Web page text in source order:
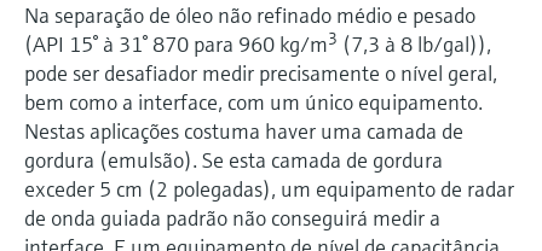
Na separação de óleo não refinado médio e pesado
(API 15° à 31° 870 para 960 kg/m3 (7,3 à 8 lb/gal)),
pode ser desafiador medir precisamente o nível geral,
bem como a interface, com um único equipamento.
Nestas aplicações costuma haver uma camada de
gordura (emulsão). Se esta camada de gordura
exceder 5 cm (2 polegadas), um equipamento de radar
de onda guiada padrão não conseguirá medir a